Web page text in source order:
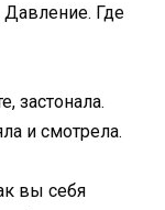
Где
застонала.
и смотрела.
вы себя